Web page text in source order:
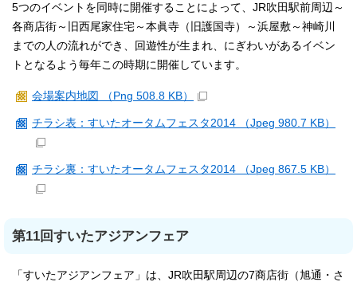
5つのイベントを同時に開催することによって、JR吹田駅前周辺～
各商店街～旧西尾家住宅～本眞寺（旧護国寺）～浜屋敷～神崎川
までの人の流れができ、回遊性が生まれ、にぎわいがあるイベン
トとなるよう毎年この時期に開催しています。
会場案内地図 （Png 508.8 KB）
チラシ表：すいたオータムフェスタ2014 （Jpeg 980.7 KB）
チラシ裏：すいたオータムフェスタ2014 （Jpeg 867.5 KB）
第11回すいたアジアンフェア
「すいたアジアンフェア」は、JR吹田駅周辺の7商店街（旭通・さ